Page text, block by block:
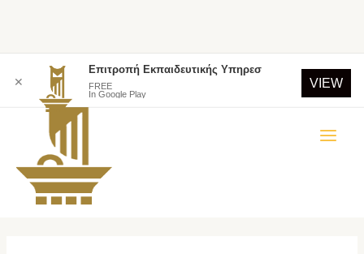
✕
Επιτροπή Εκπαιδευτικής Υπηρεσ
FREE
In Google Play
VIEW